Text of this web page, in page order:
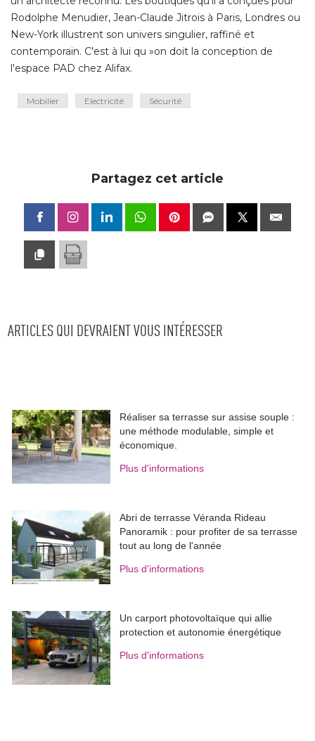
Rodolphe Menudier, Jean-Claude Jitrois à Paris, Londres ou
New-York illustrent son univers singulier, raffiné et
contemporain. C'est à lui qu »on doit la conception de
l'espace PAD chez Alifax.
Mobilier Electricité Sécurité
Partagez cet article
ARTICLES QUI DEVRAIENT VOUS INTÉRESSER
Réaliser sa terrasse sur assise souple :
une méthode modulable, simple et
économique.
Plus d'informations
Abri de terrasse Véranda Rideau
Panoramik : pour profiter de sa terrasse
tout au long de l'année
Plus d'informations
Un carport photovoltaïque qui allie
protection et autonomie énergétique
Plus d'informations